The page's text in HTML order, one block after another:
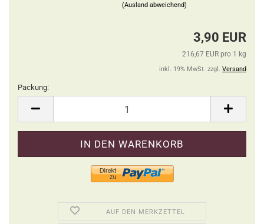
(Ausland abweichend)
3,90 EUR
216,67 EUR pro 1 kg
inkl. 19% MwSt. zzgl. Versand
Packung:
AUF DEN MERKZETTEL